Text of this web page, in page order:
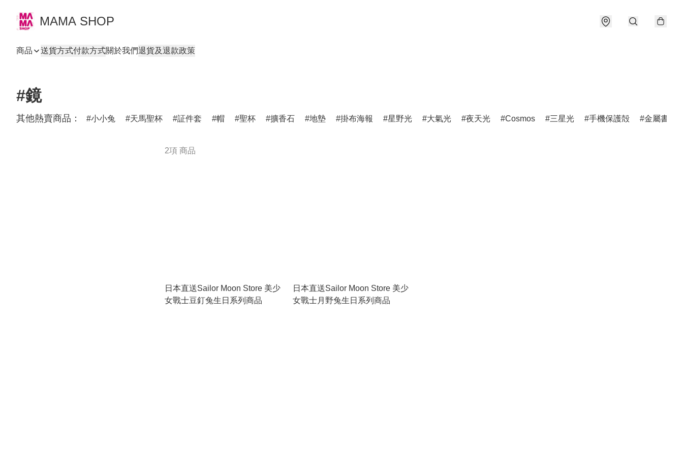
MAMA SHOP
商品 送貨方式付款方式關於我們退貨及退款政策
#鏡
其他熱賣商品： 小小兔 天馬聖杯 証件套 帽 聖杯 擴香石 地墊 掛布海報 星野光 大氣光 夜天光 Cosmos 三星光 手機保護殻 金屬書籤
2項 商品
日本直送Sailor Moon Store 美少
女戰士豆釘兔生日系列商品
日本直送Sailor Moon Store 美少
女戰士月野兔生日系列商品